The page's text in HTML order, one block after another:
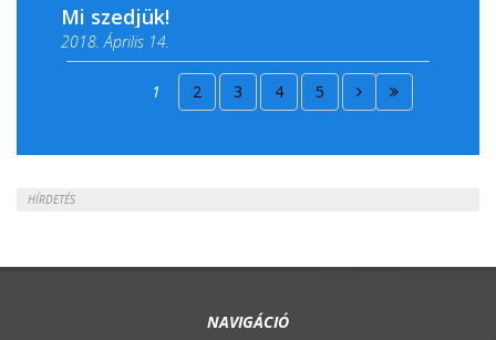
Mi szedjük!
2018. Április 14.
2018. Április 15.
1 2 3 4 5
HÍRDETÉS
NAVIGÁCIÓ